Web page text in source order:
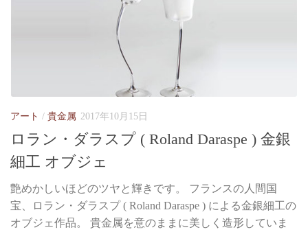
アート / 貴金属 2017年10月15日
ロラン・ダラスプ ( Roland Daraspe ) 金銀
細工 オブジェ
艶めかしいほどのツヤと輝きです。 フランスの人間国
宝、ロラン・ダラスプ ( Roland Daraspe ) による金銀細工の
オブジェ作品。 貴金属を意のままに美しく造形していま